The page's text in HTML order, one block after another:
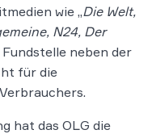
wie „Die Welt,
N24, Der
neben der
für die
hat das OLG die